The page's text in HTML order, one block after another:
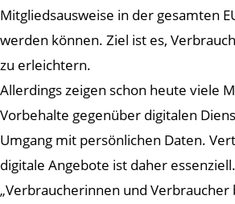
Mitgliedsausweise in der gesamten
werden können. Ziel ist es,
zu erleichtern.
Allerdings zeigen schon heute viele
Vorbehalte gegenüber digitalen
Umgang mit persönlichen Daten.
digitale Angebote ist daher essenziell.
„Verbraucherinnen und Verbraucher